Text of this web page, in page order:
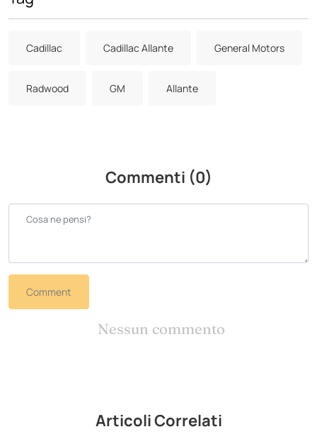
Cadillac Cadillac Allante General Motors
Radwood GM Allante
Commenti (0)
Comment
Nessun commento
Articoli Correlati